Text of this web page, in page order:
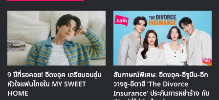
9 ปีที่รอคอย! อีดงอุค เตรียมอบอุ่น
หัวใจแฟนไทยใน MY SWEET
HOME
สัมภาษณ์พิเศษ: อีดงอุค-อีจูบีน-อีก
วางซู-อีดาฮี ‘The Divorce
Insurance’ ประกันการหย่าร้าง กับ